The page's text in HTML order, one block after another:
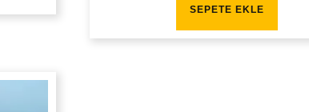
SEPETE EKLE